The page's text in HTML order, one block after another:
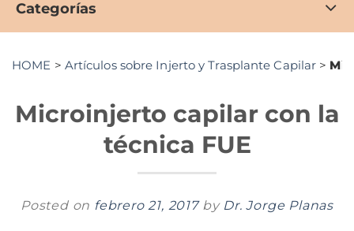
Categorías
HOME > Artículos sobre Injerto y Trasplante Capilar >
Microinjerto capilar con la
técnica FUE
Posted on febrero 21, 2017 by Dr. Jorge Planas